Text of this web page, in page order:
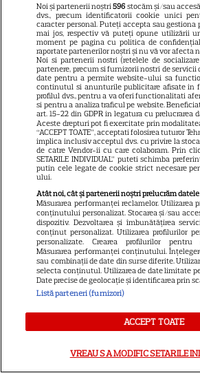
ALTE
13
Tom Holland,
pentru noul
promisiune a
după
a făcut
Scarlett
și fiică pe
Noi și partenerii noștri596 stocăm și/sau
dvs., precum identificatorii cookie unici
caracter personal. Puteți accepta sau
mai jos, respectiv vă puteți opune utilizării
moment pe pagina cu politica de
raportate partenerilor noștri și nu vă vor afecta
Noi si partenerii nostri (retelele de
partenere, precum si furnizorii nostri de servicii
date pentru a permite website-ului sa
continutul si anunturile publicitare afisate in
profilul dvs., pentru a va oferi functionalitati
si pentru a analiza traficul pe website.
art. 15-22 din GDPR in legatura cu prelucrarea
Aceste drepturi pot fi exercitate prin
“ACCEPT TOATE”, acceptati folosirea tuturor
implica inclusiv acceptul dvs. cu privire la
de catre Vendor-ii cu care colaboram. Prin
SETARILE INDIVIDUAL” puteti schimba
putin cele legate de cookie strict necesare
ului.
Atât noi, cât și partenerii noștri prelucrăm
Măsurarea performanței reclamelor. Utilizarea
conținutului personalizat. Stocarea și/sau
dispozitiv. Dezvoltarea și îmbunătățirea
conținut personalizat. Utilizarea profilurilor
personalizate. Crearea profilurilor pentru
Măsurarea performanței conținutului.
sau combinații de date din surse diferite.
selecta conținutul. Utilizarea de date limitate
Date precise de geolocație și identificarea prin
Listă parteneri (furnizori)
ACCEPT TOATE
VREAU SA MODIFIC SETARILE